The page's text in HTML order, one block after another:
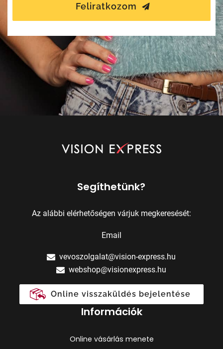
Feliratkozom
Segíthetünk?
Az alábbi elérhetőségen várjuk megkeresését:
Email
vevoszolgalat@vision-express.hu
webshop@visionexpress.hu
Online visszaküldés bejelentése
Információk
Online vásárlás menete